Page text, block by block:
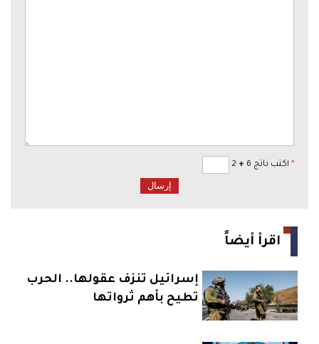
* اكتب ناتج 6 +
اقرأ أيضاً
إسرائيل تنزف عقولها.. الحرب
تطيح بأهم ثرواتها